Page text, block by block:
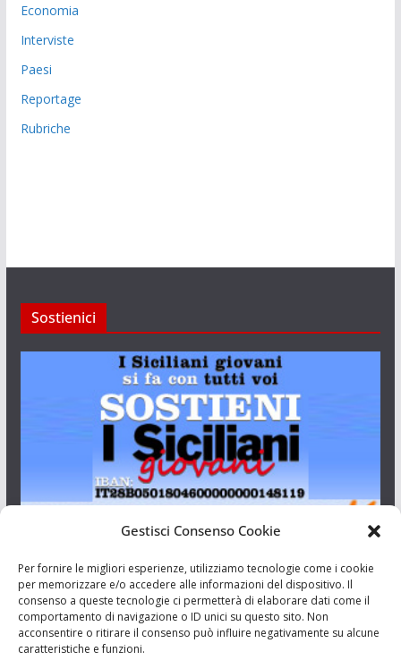
Gestisci Consenso Cookie
Per fornire le migliori esperienze, utilizziamo tecnologie come i cookie
per memorizzare e/o accedere alle informazioni del dispositivo. Il
consenso a queste tecnologie ci permetterà di elaborare dati come il
comportamento di navigazione o ID unici su questo sito. Non
acconsentire o ritirare il consenso può influire negativamente su alcune
caratteristiche e funzioni.
Economia
Interviste
Paesi
Reportage
Rubriche
Sostienici
Aut. del tribunale di Catania n.23/2011 del 20/09/2011 Dir.
Resp. Riccardo Orioles.